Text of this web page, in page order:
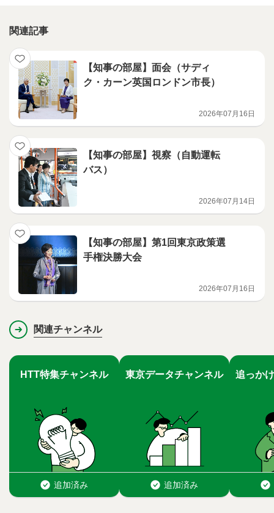
関連記事
【知事の部屋】面会（サディ
ク・カーン英国ロンドン市長）
2026年07月16日
【知事の部屋】視察（自動運転
バス）
2026年07月14日
【知事の部屋】第1回東京政策選
手権決勝大会
2026年07月16日
関連チャンネル